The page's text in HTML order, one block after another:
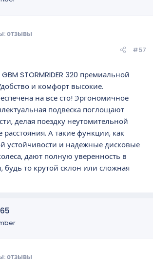
отзывы
#57
STORMRIDER 320 премиальной
и комфорт высокие.
на все сто! Эргономичное
подвеска поглощают
делая поездку неутомительной
А такие функции, как
устойчивости и надежные дисковые
дают полную уверенность в
будь то крутой склон или сложная
отзывы